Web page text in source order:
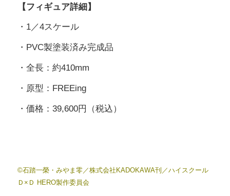
【フィギュア詳細】
・1／4スケール
・PVC製塗装済み完成品
・全長：約410mm
・原型：FREEing
・価格：39,600円（税込）
©石踏一榮・みやま零／株式会社KADOKAWA刊／ハイスクール
Ｄ×Ｄ HERO製作委員会